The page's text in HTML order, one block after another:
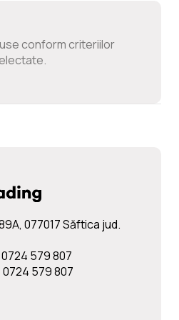
conform criteriilor
077017 Săftica jud.
579 807
579 807